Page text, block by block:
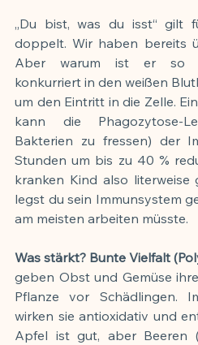
„Du bist, was du isst“ gilt
doppelt. Wir haben bereits
Aber warum ist er so
konkurriert in den weißen
um den Eintritt in die Zelle.
kann die Phagozytose-
Bakterien zu fressen) der
Stunden um bis zu 40 %
kranken Kind also literweise
legst du sein Immunsystem
am meisten arbeiten müsste.
Was stärkt? Bunte Vielfalt
geben Obst und Gemüse
Pflanze vor Schädlingen.
wirken sie antioxidativ und
Apfel ist gut, aber Beeren